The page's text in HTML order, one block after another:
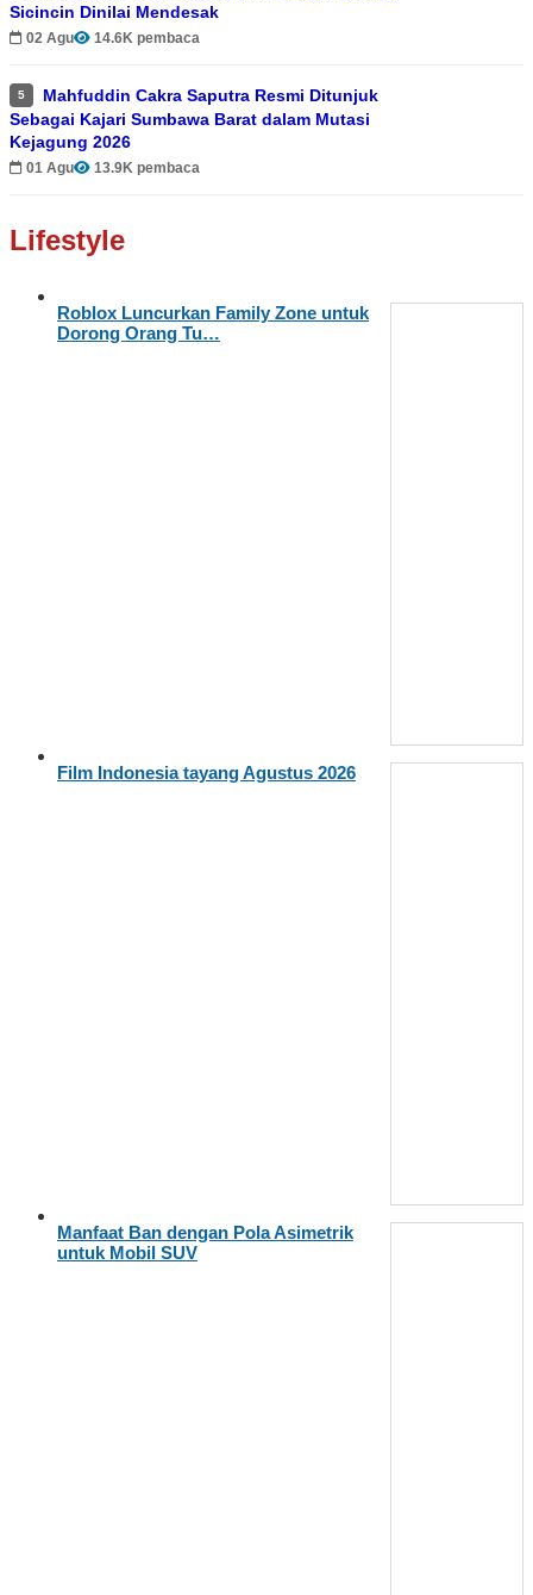
Sicincin Dinilai Mendesak
02 Agu 14.6K pembaca
5
Mahfuddin Cakra Saputra Resmi Ditunjuk
Sebagai Kajari Sumbawa Barat dalam Mutasi
Kejagung 2026
01 Agu 13.9K pembaca
Lifestyle
Roblox Luncurkan Family Zone untuk
Dorong Orang Tu…
Film Indonesia tayang Agustus 2026
Manfaat Ban dengan Pola Asimetrik
untuk Mobil SUV